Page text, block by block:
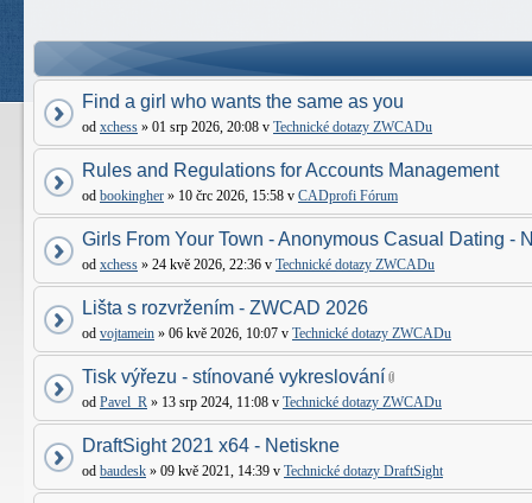
Find a girl who wants the same as you
od xchess » 01 srp 2026, 20:08 v Technické dotazy ZWCADu
Rules and Regulations for Accounts Management
od bookingher » 10 črc 2026, 15:58 v CADprofi Fórum
Girls From Your Town - Anonymous Casual Dating -
od xchess » 24 kvě 2026, 22:36 v Technické dotazy ZWCADu
Lišta s rozvržením - ZWCAD 2026
od vojtamein » 06 kvě 2026, 10:07 v Technické dotazy ZWCADu
Tisk výřezu - stínované vykreslování
od Pavel_R » 13 srp 2024, 11:08 v Technické dotazy ZWCADu
DraftSight 2021 x64 - Netiskne
od baudesk » 09 kvě 2021, 14:39 v Technické dotazy DraftSight